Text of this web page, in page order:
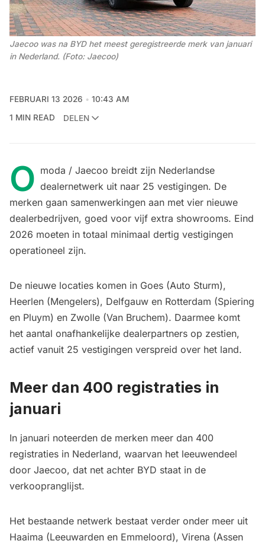
Jaecoo was na BYD het meest geregistreerde merk van januari
in Nederland. (Foto: Jaecoo)
FEBRUARI 13 2026
10:43 AM
1 MIN READ
DELEN
O moda / Jaecoo breidt zijn Nederlandse
dealernetwerk uit naar 25 vestigingen. De
merken gaan samenwerkingen aan met vier nieuwe
dealerbedrijven, goed voor vijf extra showrooms. Eind
2026 moeten in totaal minimaal dertig vestigingen
operationeel zijn.
De nieuwe locaties komen in Goes (Auto Sturm),
Heerlen (Mengelers), Delfgauw en Rotterdam (Spiering
en Pluym) en Zwolle (Van Bruchem). Daarmee komt
het aantal onafhankelijke dealerpartners op zestien,
actief vanuit 25 vestigingen verspreid over het land.
Meer dan 400 registraties in
januari
In januari noteerden de merken meer dan 400
registraties in Nederland, waarvan het leeuwendeel
door Jaecoo, dat net achter BYD staat in de
verkoopranglijst.
Het bestaande netwerk bestaat verder onder meer uit
Haaima (Leeuwarden en Emmeloord), Virena (Assen